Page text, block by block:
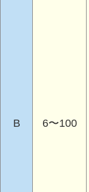
B 6〜100